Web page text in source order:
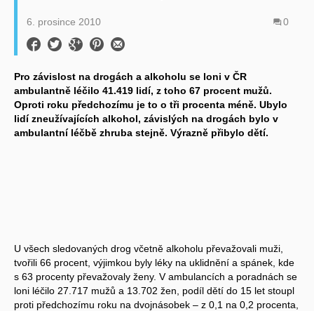
6. prosince 2010 0
Pro závislost na drogách a alkoholu se loni v ČR
ambulantně léčilo 41.419 lidí, z toho 67 procent mužů.
Oproti roku předchozímu je to o tři procenta méně. Ubylo
lidí zneužívajících alkohol, závislých na drogách bylo v
ambulantní léčbě zhruba stejně. Výrazně přibylo dětí.
U všech sledovaných drog včetně alkoholu převažovali muži,
tvořili 66 procent, výjimkou byly léky na uklidnění a spánek, kde
s 63 procenty převažovaly ženy. V ambulancích a poradnách se
loni léčilo 27.717 mužů a 13.702 žen, podíl dětí do 15 let stoupl
proti předchozímu roku na dvojnásobek – z 0,1 na 0,2 procenta,